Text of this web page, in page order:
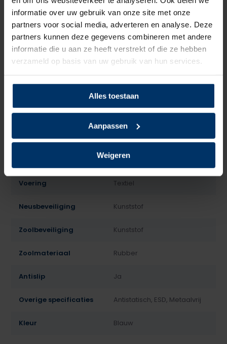
informatie over uw gebruik van onze site met onze
partners voor social media, adverteren en analyse. Deze
partners kunnen deze gegevens combineren met andere
informatie die u aan ze heeft verstrekt of die ze hebben
verzameld op basis van uw gebruik van hun services.
Alles toestaan
Aanpassen
Weigeren
Specificaties
Normering S1p
Model Laag
Sluiting Veter
Leder
Voering Textiel
Neusbeveiliging Kunststof
Zoolbeveiliging Kunststof
Zoolmateriaal Rubber
Antislip Ja
Overige specificaties Antistatisch, ESD, Metaalvrij
Kleur Blauw